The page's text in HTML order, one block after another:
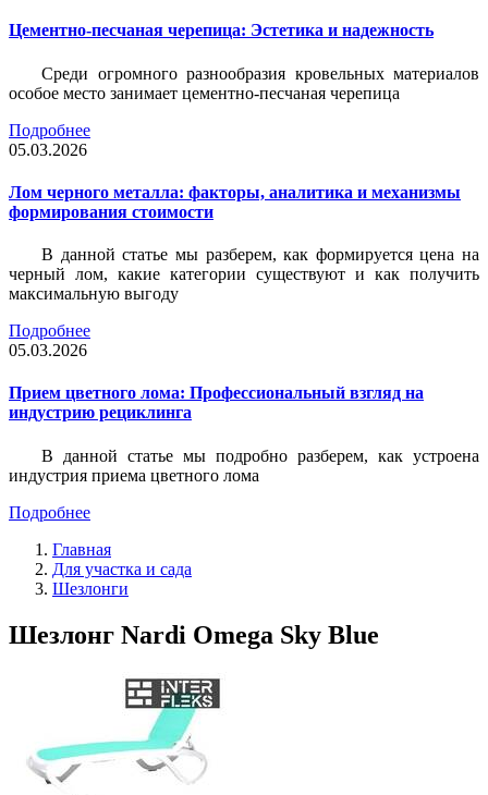
Цементно-песчаная черепица: Эстетика и надежность
Среди огромного разнообразия кровельных материалов
особое место занимает цементно-песчаная черепица
Подробнее
05.03.2026
Лом черного металла: факторы, аналитика и механизмы
формирования стоимости
В данной статье мы разберем, как формируется цена на
черный лом, какие категории существуют и как получить
максимальную выгоду
Подробнее
05.03.2026
Прием цветного лома: Профессиональный взгляд на
индустрию рециклинга
В данной статье мы подробно разберем, как устроена
индустрия приема цветного лома
Подробнее
Главная
Для участка и сада
Шезлонги
Шезлонг Nardi Omega Sky Blue